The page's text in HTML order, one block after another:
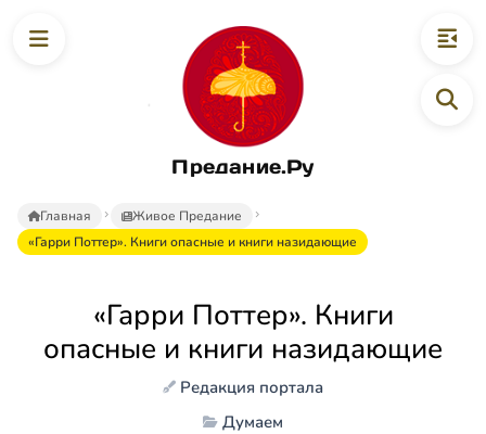
Предание.Ру
Главная
Живое Предание
«Гарри Поттер». Книги опасные и книги назидающие
«Гарри Поттер». Книги
опасные и книги назидающие
Редакция портала
Думаем